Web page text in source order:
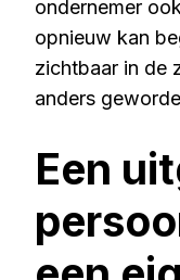
ondernemer
opnieuw kan
zichtbaar in de
anders
Een